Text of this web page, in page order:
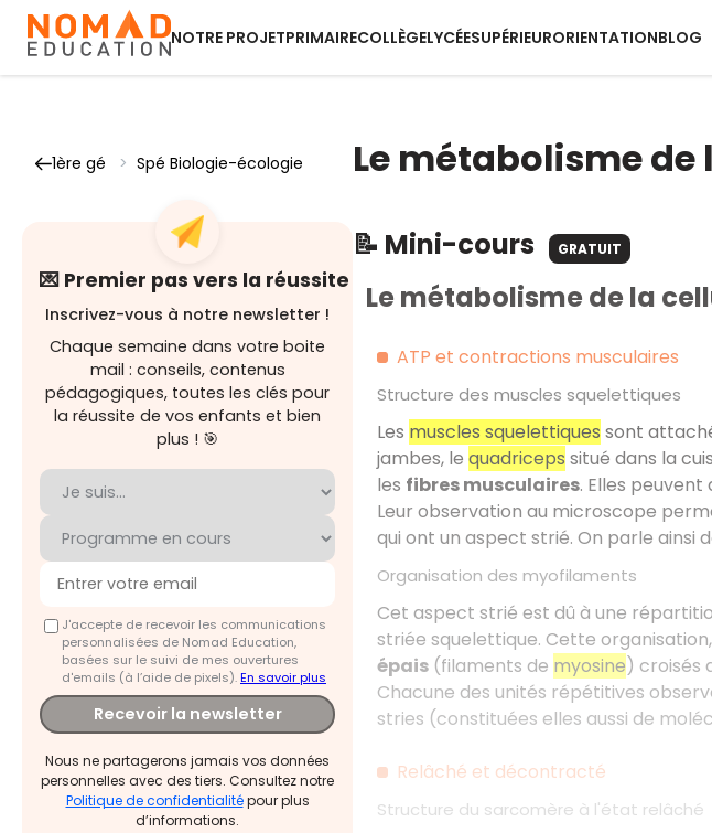
NOTRE PROJETPRIMAIRECOLLÈGELYCÉESUPÉRIEURORIENTATIONBLOG
1ère gé > Spé Biologie-écologie
💌 Premier pas vers la réussite
Inscrivez-vous à notre newsletter !
Chaque semaine dans votre boite
mail : conseils, contenus
pédagogiques, toutes les clés pour
la réussite de vos enfants et bien
plus ! 🎯
J'accepte de recevoir les communications
personnalisées de Nomad Education,
basées sur le suivi de mes ouvertures
d'emails (à l’aide de pixels).En savoir plus
Recevoir la newsletter
Nous ne partagerons jamais vos données
personnelles avec des tiers. Consultez notre
Politique de confidentialitépour plus
d’informations.
Le métabolisme
📝 Mini-cours GRATUIT
Le métabolisme de la
ATP et contractions musculaires
Structure des muscles squelettiques
Les muscles squelettiques sont
jambes, le quadriceps situé dans la
les fibres musculaires. Elles peuvent
Leur observation au microscope
qui ont un aspect strié. On parle ainsi
Organisation des myofilaments
Cet aspect strié est dû à une
striée squelettique. Cette
épais(filaments de myosine) croisés
Chacune des unités répétitives
stries (constituées elles aussi de
Relâché et décontracté
Structure du sarcomère à l'état relâché